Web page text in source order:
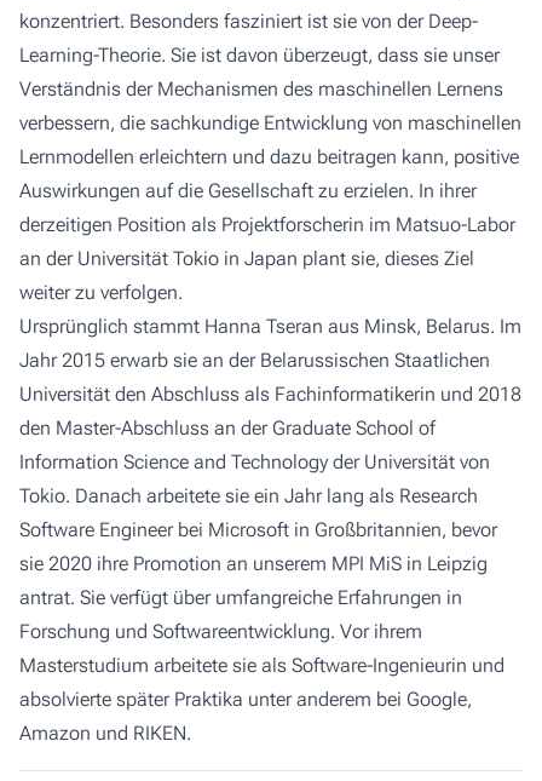
konzentriert. Besonders fasziniert ist sie von der Deep-
Learning-Theorie. Sie ist davon überzeugt, dass sie unser
Verständnis der Mechanismen des maschinellen Lernens
verbessern, die sachkundige Entwicklung von maschinellen
Lernmodellen erleichtern und dazu beitragen kann, positive
Auswirkungen auf die Gesellschaft zu erzielen. In ihrer
derzeitigen Position als Projektforscherin im Matsuo-Labor
an der Universität Tokio in Japan plant sie, dieses Ziel
weiter zu verfolgen.
Ursprünglich stammt Hanna Tseran aus Minsk, Belarus. Im
Jahr 2015 erwarb sie an der Belarussischen Staatlichen
Universität den Abschluss als Fachinformatikerin und 2018
den Master-Abschluss an der Graduate School of
Information Science and Technology der Universität von
Tokio. Danach arbeitete sie ein Jahr lang als Research
Software Engineer bei Microsoft in Großbritannien, bevor
sie 2020 ihre Promotion an unserem MPI MiS in Leipzig
antrat. Sie verfügt über umfangreiche Erfahrungen in
Forschung und Softwareentwicklung. Vor ihrem
Masterstudium arbeitete sie als Software-Ingenieurin und
absolvierte später Praktika unter anderem bei Google,
Amazon und RIKEN.